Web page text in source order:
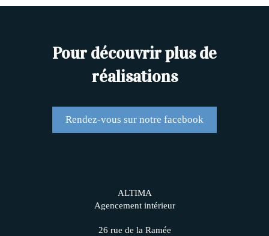
Pour découvrir plus de
réalisations
Rendez-vous sur notre facebook
ALTIMA
Agencement intérieur
26 rue de la Ramée